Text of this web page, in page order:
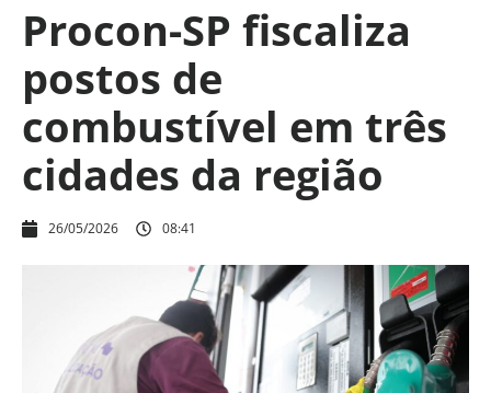
Procon-SP fiscaliza
postos de
combustível em três
cidades da região
26/05/2026 08:41